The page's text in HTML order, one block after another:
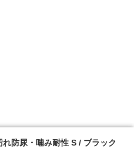
防尿・噛み耐性 S / ブラック
防尿・噛み耐性 S / ブラック